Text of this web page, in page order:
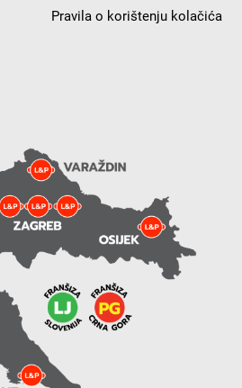
Pravila o korištenju kolačića